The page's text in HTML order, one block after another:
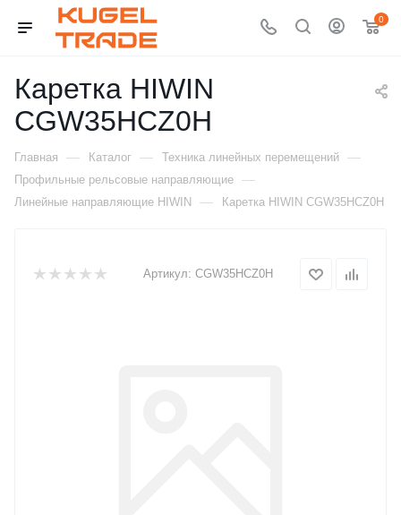
0
Каретка HIWIN
CGW35HCZ0H
Главная — Каталог — Техника линейных перемещений —
Профильные рельсовые направляющие —
Линейные направляющие HIWIN — Каретка HIWIN CGW35HCZ0H
Артикул: CGW35HCZ0H